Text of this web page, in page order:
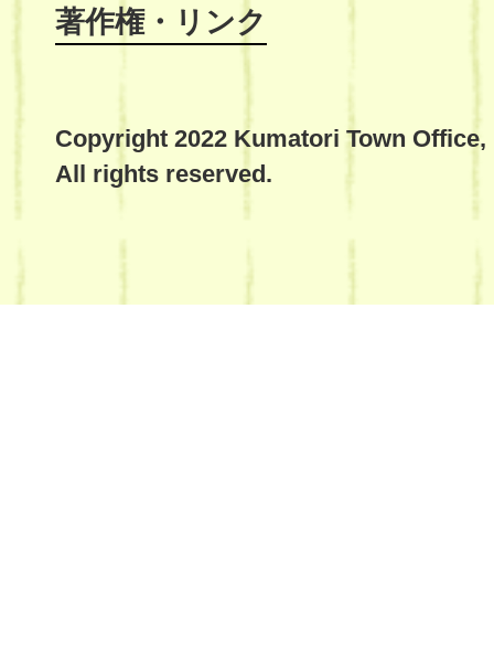
著作権・リンク
Copyright 2022 Kumatori Town Office,
All rights reserved.